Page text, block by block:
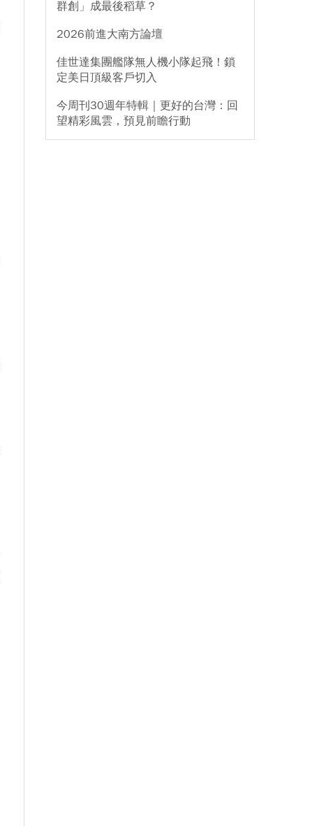
群創」成最後稻草？
2026前進大南方論壇
佳世達集團艦隊無人機小隊起飛！鎖
定美日頂級客戶切入
今周刊30週年特輯｜更好的台灣：回
望精彩風雲，預見前瞻行動